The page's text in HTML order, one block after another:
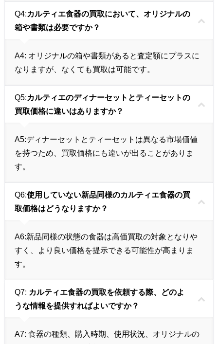
Q4:カルティエ食器の買取において、オリジナルの
箱や書類は必要ですか？
A4: オリジナルの箱や書類があると査定額にプラスに
なりますが、なくても買取は可能です。
Q5:カルティエのディナーセットとティーセットの
買取価格に違いはありますか？
A5:ディナーセットとティーセットは異なる市場価値
を持つため、買取価格にも違いが出ることがありま
す。
Q6:使用していない新品同様のカルティエ食器の買
取価格はどうなりますか？
A6:新品同様の状態の食器は高価買取の対象となりや
すく、より良い価格を提示できる可能性が高まりま
す。
Q7: カルティエ食器の買取を依頼する際、どのよ
うな情報を提供すればよいですか？
A7: 食器の種類、購入時期、使用状況、オリジナルの